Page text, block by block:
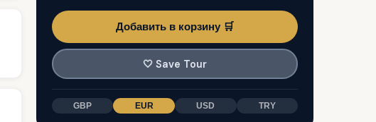
Добавить в корзину 🛒
🤍 Save Tour
GBP EUR USD TRY